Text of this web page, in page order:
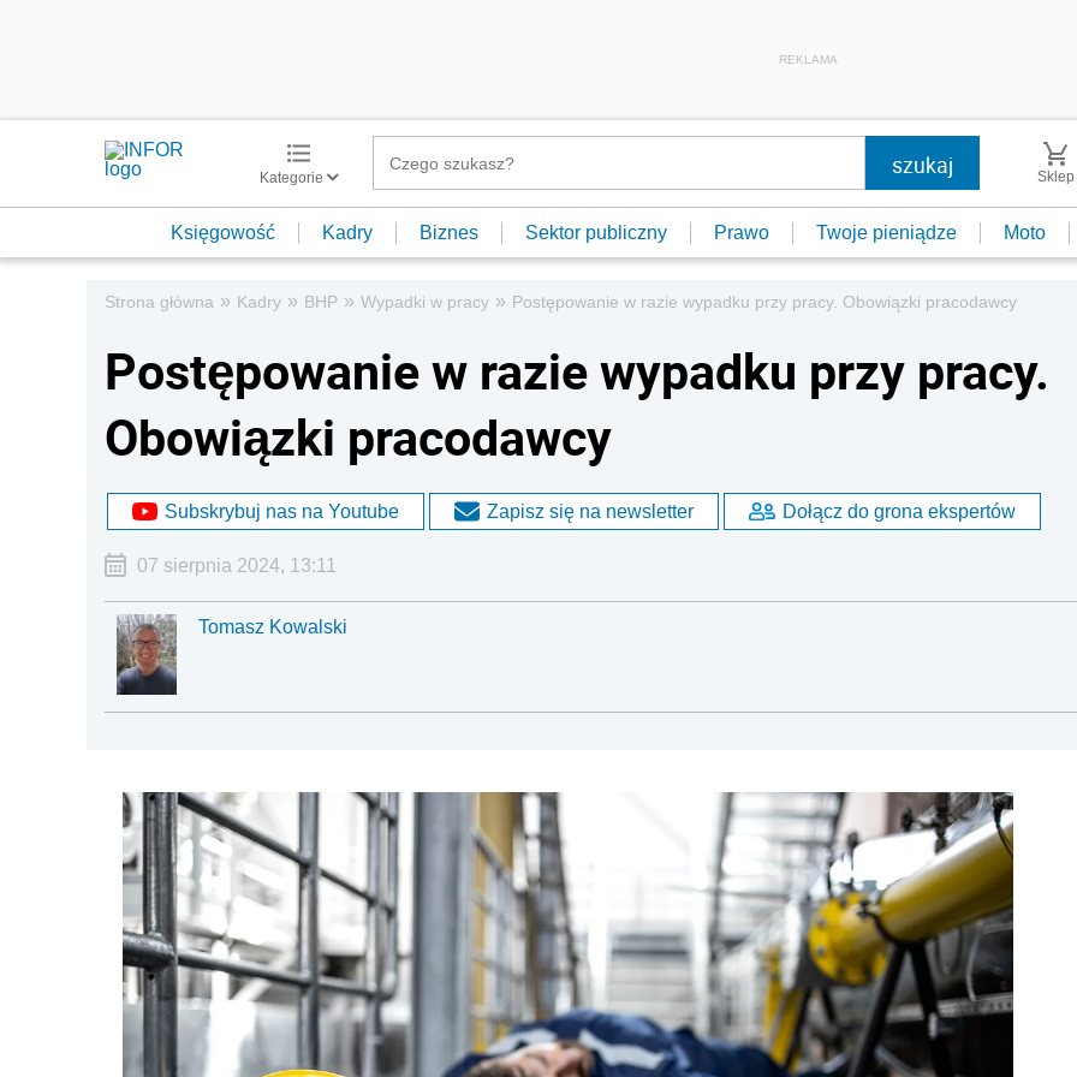
REKLAMA
Kategorie Sklep
Księgowość Kadry Biznes Sektor publiczny Prawo Twoje pieniądze Moto
Strona główna » Kadry » BHP » Wypadki w pracy » Postępowanie w razie wypadku przy pracy. Obowiązki pracodawcy
Postępowanie w razie wypadku przy pracy.
Obowiązki pracodawcy
Subskrybuj nas na Youtube Zapisz się na newsletter Dołącz do grona ekspertów
07 sierpnia 2024, 13:11
Tomasz Kowalski